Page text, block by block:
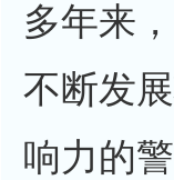
多年来
不断发
响力的